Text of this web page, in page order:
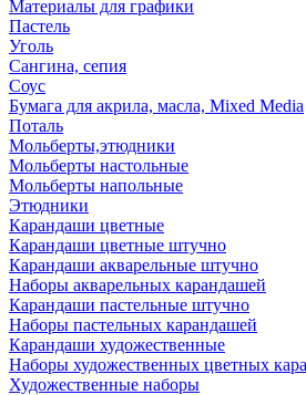
Материалы для графики
Пастель
Уголь
Сангина, сепия
Соус
Бумага для акрила, масла, Mixed Media
Поталь
Мольберты,этюдники
Мольберты настольные
Мольберты напольные
Этюдники
Карандаши цветные
Карандаши цветные штучно
Карандаши акварельные штучно
Наборы акварельных карандашей
Карандаши пастельные штучно
Наборы пастельных карандашей
Карандаши художественные
Наборы художественных цветных
Художественные наборы